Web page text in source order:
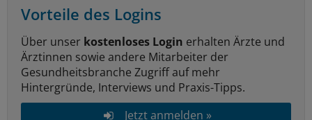
Vorteile des Logins
Über unser kostenloses Login erhalten Ärzte und
Ärztinnen sowie andere Mitarbeiter der
Gesundheitsbranche Zugriff auf mehr
Hintergründe, Interviews und Praxis-Tipps.
Jetzt anmelden »